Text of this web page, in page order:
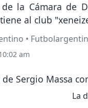
de la Cámara de
al club
•
am
La